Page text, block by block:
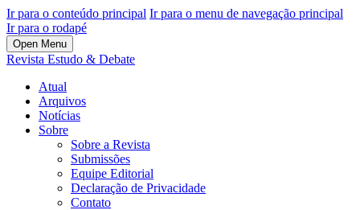
Ir para o conteúdo principal Ir para o menu de navegação principal
Ir para o rodapé
Open Menu
Revista Estudo & Debate
Atual
Arquivos
Notícias
Sobre
Sobre a Revista
Submissões
Equipe Editorial
Declaração de Privacidade
Contato